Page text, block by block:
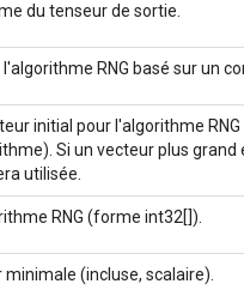
du tenseur de sortie.
l'algorithme RNG basé sur un
initial pour l'algorithme
Si un vecteur plus
utilisée.
RNG (forme int32[]).
minimale (incluse, scalaire).